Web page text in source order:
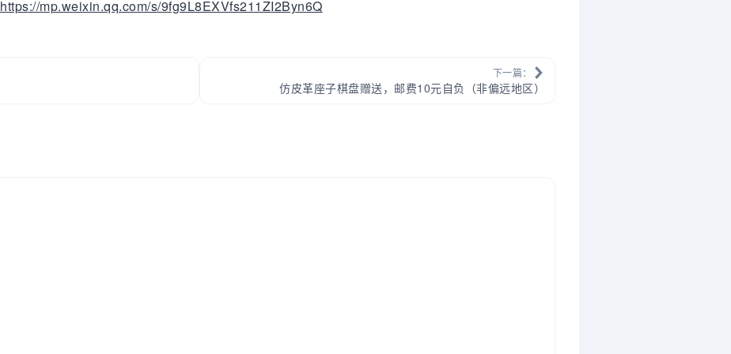
https://mp.weixin.qq.com/s/9fg9L8EXVfs211ZI2Byn6Q
下一篇：
仿皮革座子棋盘赠送，邮费10元自负（非偏远地区）